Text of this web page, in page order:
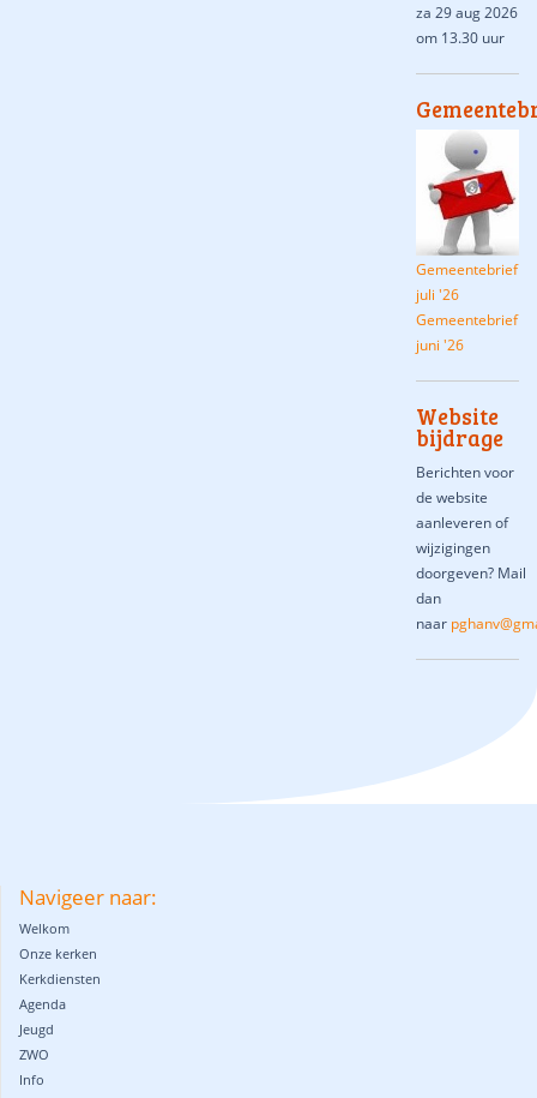
za 29 aug 2026
om 13.30 uur
Gemeentebrief
juli '26
Gemeentebrief
juni '26
Website
bijdrage
Berichten voor
de website
aanleveren of
wijzigingen
doorgeven? Mail
dan
naar
Navigeer naar:
Welkom
Onze kerken
Kerkdiensten
Agenda
Jeugd
ZWO
Info